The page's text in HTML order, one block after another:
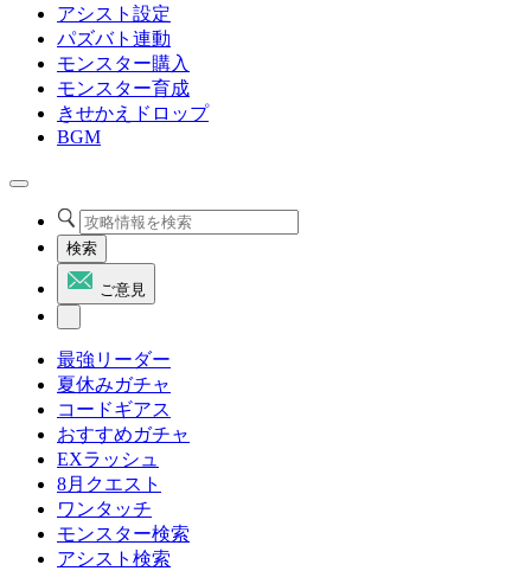
アシスト設定
パズバト連動
モンスター購入
モンスター育成
きせかえドロップ
BGM
検索
ご意見
最強リーダー
夏休みガチャ
コードギアス
おすすめガチャ
EXラッシュ
8月クエスト
ワンタッチ
モンスター検索
アシスト検索